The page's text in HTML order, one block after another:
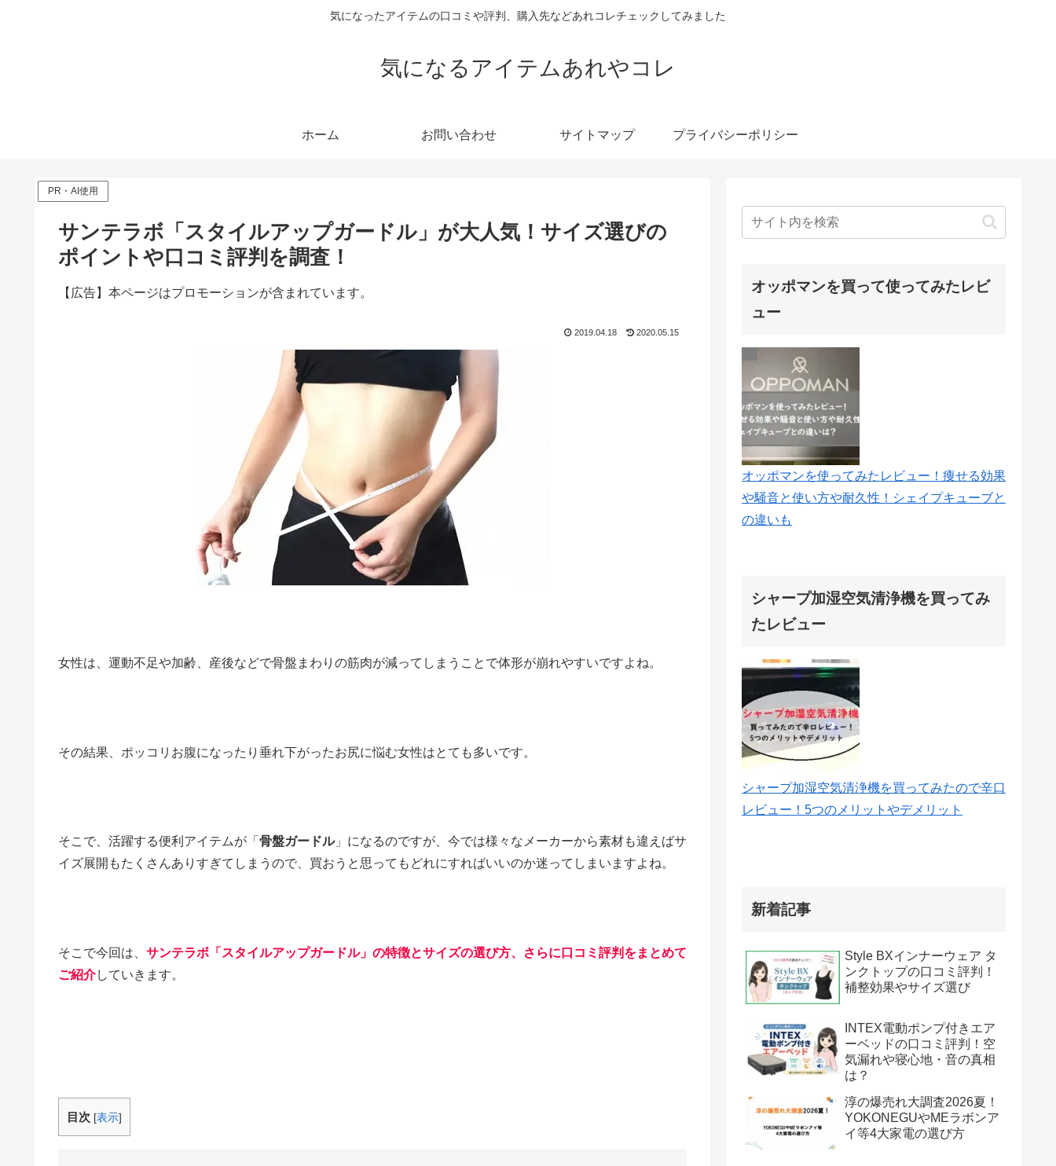
気になったアイテムの口コミや評判、購入先などあれコレチェックしてみました
気になるアイテムあれやコレ
ホーム お問い合わせ サイトマップ プライバシーポリシー
PR・AI使用
サンテラボ「スタイルアップガードル」が大人気！サイズ選びの
ポイントや口コミ評判を調査！
【広告】本ページはプロモーションが含まれています。
2019.04.18 2020.05.15
女性は、運動不足や加齢、産後などで骨盤まわりの筋肉が減ってしまうことで体形が崩れやすいですよね。
その結果、ポッコリお腹になったり垂れ下がったお尻に悩む女性はとても多いです。
そこで、活躍する便利アイテムが「 骨盤ガードル」になるのですが、今では様々なメーカーから素材も違えばサ
イズ展開もたくさんありすぎてしまうので、買おうと思ってもどれにすればいいのか迷ってしまいますよね。
そこで今回は、 サンテラボ「スタイルアップガードル」の特徴とサイズの選び方、さらに口コミ評判をまとめて
ご紹介していきます。
目次 [表示]
オッポマンを買って使ってみたレビ
ュー
オッポマンを使ってみたレビュー！痩せる効果
や騒音と使い方や耐久性！シェイプキューブと
の違いも
シャープ加湿空気清浄機を買ってみ
たレビュー
シャープ加湿空気清浄機を買ってみたので辛口
レビュー！5つのメリットやデメリット
新着記事
Style BXインナーウェア タ
ンクトップの口コミ評判！
補整効果やサイズ選び
INTEX電動ポンプ付きエア
ーベッドの口コミ評判！空
気漏れや寝心地・音の真相
は？
淳の爆売れ大調査2026夏！
YOKONEGUやMEラボンア
イ等4大家電の選び方